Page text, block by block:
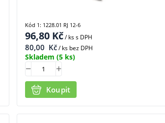
96,80Kč/ kss DPH
80,00 Kč/ ks bez DPH
Skladem (5 ks)
Koupit
Kód 1: 1228.01 RJ 12-6